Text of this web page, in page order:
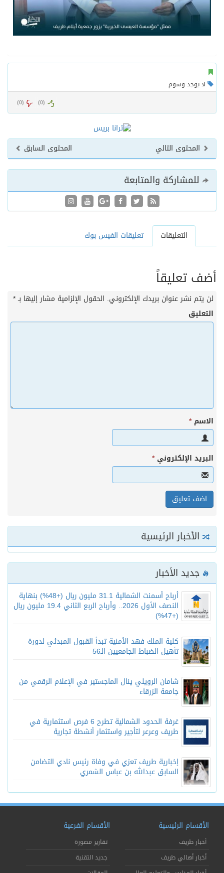
لا يوجد وسوم
(
0
) (
0
)
المحتوى السابق المحتوى التالي
للمشاركة والمتابعة
التعليقات تعليقات الفيس بوك
أضف تعليقاً
لن يتم نشر عنوان بريدك الإلكتروني. الحقول الإلزامية مشار إليها بـ*
التعليق
الاسم*
البريد الإلكتروني*
الأخبار الرئيسية
جديد الأخبار
أرباح أسمنت الشمالية 31.1 مليون ريال (+48%) بنهاية
النصف الأول 2026.. وأرباح الربع الثاني 19.4 مليون ريال
(+47%)
كلية الملك فهد الأمنية تبدأ القبول المبدئي لدورة
تأهيل الضباط الجامعيين الـ56
شامان الرويلي ينال الماجستير في الإعلام الرقمي من
جامعة الزرقاء
غرفة الحدود الشمالية تطرح 6 فرص استثمارية في
طريف وعرعر لتأجير واستثمار أنشطة تجارية
إخبارية طريف تعزي في وفاة رئيس نادي التضامن
السابق عبدالله بن عباس الشمري
الأقسام الرئيسية
أخبار طريف
أخبار أهالي طريف
الأقسام الفرعية
تقارير مصورة
جديد التقنية